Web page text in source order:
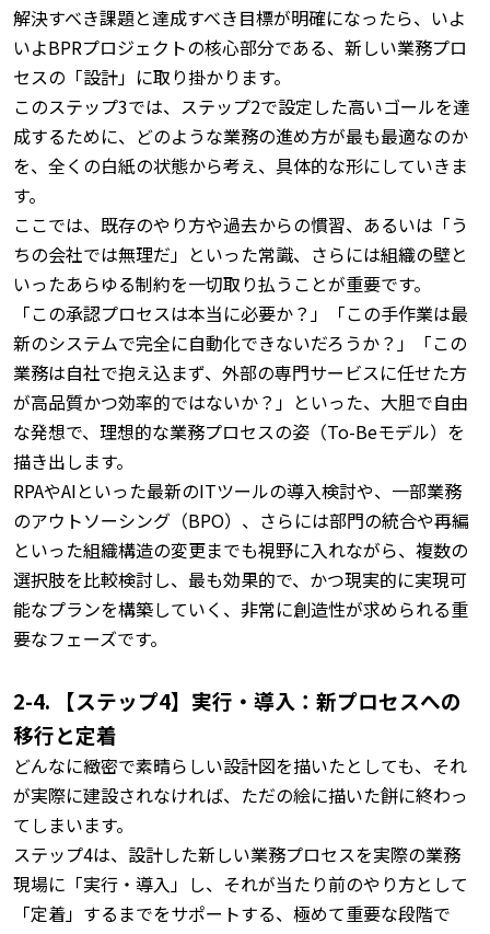
解決すべき課題と達成すべき目標が明確になったら、いよ
いよBPRプロジェクトの核心部分である、新しい業務プロ
セスの「設計」に取り掛かります。
このステップ3では、ステップ2で設定した高いゴールを達
成するために、どのような業務の進め方が最も最適なのか
を、全くの白紙の状態から考え、具体的な形にしていきま
す。
ここでは、既存のやり方や過去からの慣習、あるいは「う
ちの会社では無理だ」といった常識、さらには組織の壁と
いったあらゆる制約を一切取り払うことが重要です。
「この承認プロセスは本当に必要か？」「この手作業は最
新のシステムで完全に自動化できないだろうか？」「この
業務は自社で抱え込まず、外部の専門サービスに任せた方
が高品質かつ効率的ではないか？」といった、大胆で自由
な発想で、理想的な業務プロセスの姿（To-Beモデル）を
描き出します。
RPAやAIといった最新のITツールの導入検討や、一部業務
のアウトソーシング（BPO）、さらには部門の統合や再編
といった組織構造の変更までも視野に入れながら、複数の
選択肢を比較検討し、最も効果的で、かつ現実的に実現可
能なプランを構築していく、非常に創造性が求められる重
要なフェーズです。
2-4. 【ステップ4】実行・導入：新プロセスへの
移行と定着
どんなに緻密で素晴らしい設計図を描いたとしても、それ
が実際に建設されなければ、ただの絵に描いた餅に終わっ
てしまいます。
ステップ4は、設計した新しい業務プロセスを実際の業務
現場に「実行・導入」し、それが当たり前のやり方として
「定着」するまでをサポートする、極めて重要な段階で